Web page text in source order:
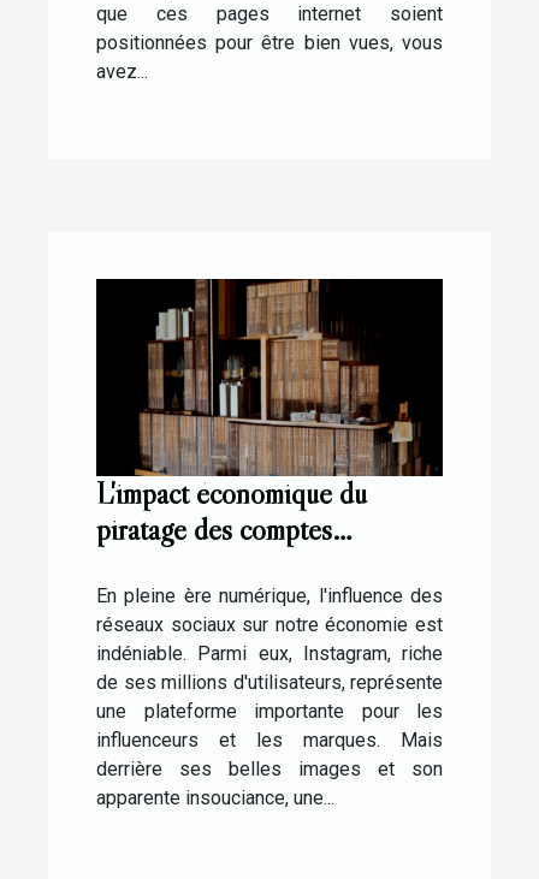
que ces pages internet soient
positionnées pour être bien vues, vous
avez...
L'impact économique du
piratage des comptes
influenceurs
En pleine ère numérique, l'influence des
réseaux sociaux sur notre économie est
indéniable. Parmi eux, Instagram, riche
de ses millions d'utilisateurs, représente
une plateforme importante pour les
influenceurs et les marques. Mais
derrière ses belles images et son
apparente insouciance, une...